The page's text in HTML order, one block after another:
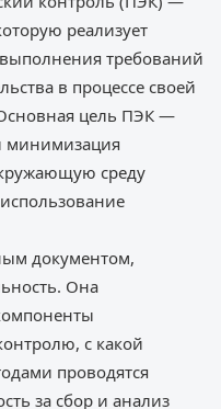
реализует
требований
в процессе своей
цель ПЭК —
минимизация
среду
документом,
Она
с какой
проводятся
за сбор и анализ